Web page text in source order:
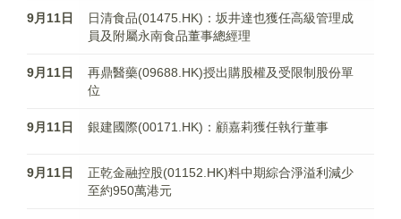
9月11日
日清食品(01475.HK)：坂井達也獲任高級管理成
員及附屬永南食品董事總經理
9月11日
再鼎醫藥(09688.HK)授出購股權及受限制股份單
位
9月11日 銀建國際(00171.HK)：顧嘉莉獲任執行董事
9月11日
正乾金融控股(01152.HK)料中期綜合淨溢利減少
至約950萬港元